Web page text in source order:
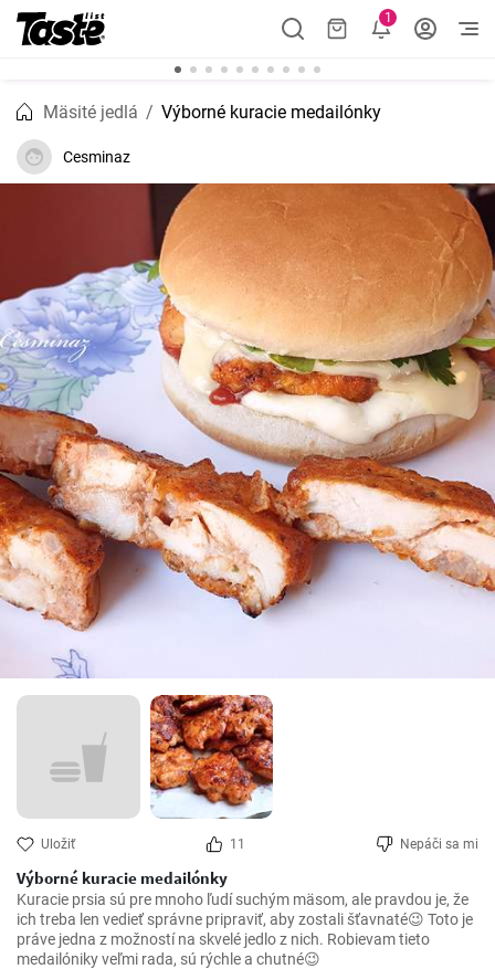
1
Mäsité jedlá Výborné kuracie medailónky
Cesminaz
Uložiť 11 Nepáči sa mi
Výborné kuracie medailónky
Kuracie prsia sú pre mnoho ľudí suchým mäsom, ale pravdou je, že
ich treba len vedieť správne pripraviť, aby zostali šťavnaté😉 Toto je
práve jedna z možností na skvelé jedlo z nich. Robievam tieto
medailóniky veľmi rada, sú rýchle a chutné😉